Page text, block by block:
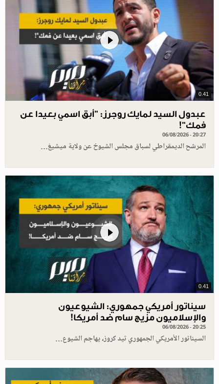
0.41
عبدول السيد لمايك روجرز: "أبق اسمي بعيدا عن
فمك"!
06/08/2026 - 20:27
المرشح الديمقراطي لسباق مجلس الشيوخ عن ولاية ميشيغ…
0.41
سيناتور أمريكي جمهوري: الشيوعيون
والإسلاميون مزيج سام ضد أمريكا!
06/08/2026 - 20:25
السيناتور الأمريكي الجمهوري تيد كروز، يهاجم الشيوع…